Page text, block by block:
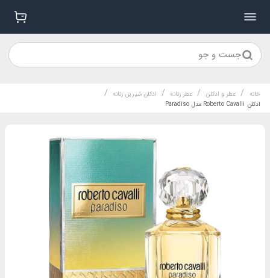
جست و جو
خانه / عطر و ادکلن / عطر زنانه / ادکلن شیرین زنانه /
ادکلن Roberto Cavalli مدل Paradiso